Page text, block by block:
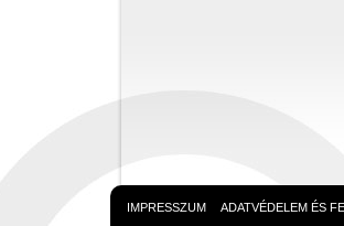
IMPRESSZUM ADATVÉDELEM ÉS